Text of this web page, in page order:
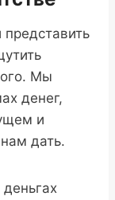
Мы
денег,
и
дать.